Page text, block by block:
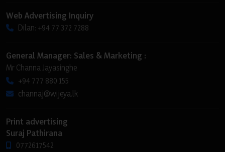
Web Advertising Inquiry
Dilan: +94 77 372 7288
General Manager: Sales & Marketing :
Mr Channa Jayasinghe
+94 777 880 155
channaj@wijeya.lk
Print advertising
Suraj Pathirana
0772617542